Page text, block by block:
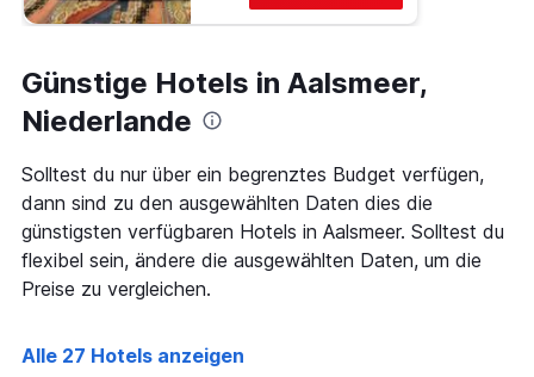
Günstige Hotels in Aalsmeer,
Niederlande
Solltest du nur über ein begrenztes Budget verfügen,
dann sind zu den ausgewählten Daten dies die
günstigsten verfügbaren Hotels in Aalsmeer. Solltest du
flexibel sein, ändere die ausgewählten Daten, um die
Preise zu vergleichen.
Alle 27 Hotels anzeigen